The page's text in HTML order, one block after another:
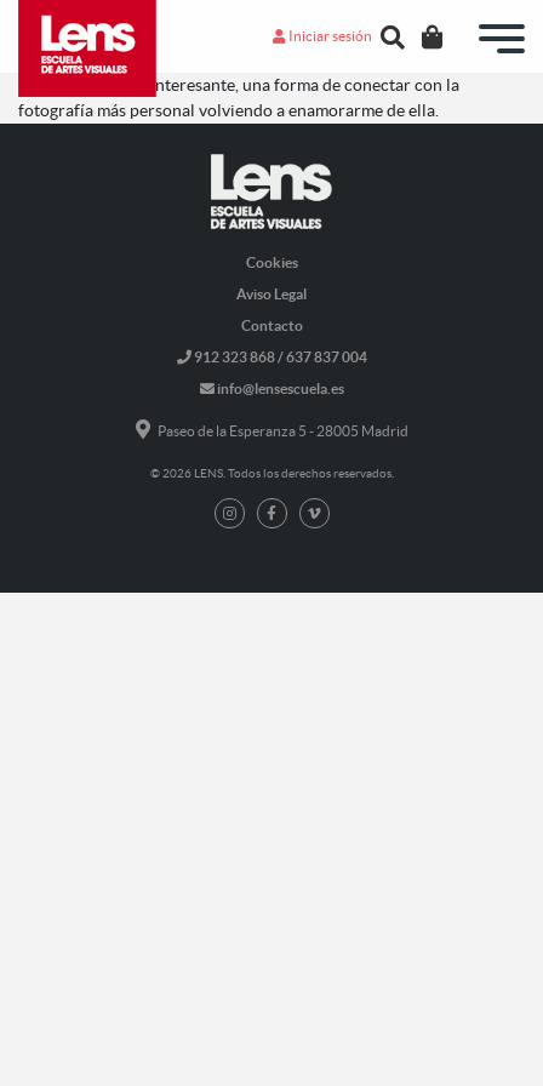
Iniciar sesión
Muy inspirador e interesante, una forma de conectar con la
fotografía más personal volviendo a enamorarme de ella.
Cookies
Aviso Legal
Contacto
912 323 868 / 637 837 004
info@lensescuela.es
Paseo de la Esperanza 5 - 28005 Madrid
© 2026 LENS. Todos los derechos reservados.